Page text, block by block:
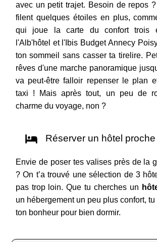
avec un petit trajet. Besoin de repos
filent quelques étoiles en plus,
qui joue la carte du confort trois
l'Alb'hôtel et l'Ibis Budget Annecy
ton sommeil sans casser ta tirelire.
rêves d'une marche panoramique
va peut-être falloir repenser le plan
taxi ! Mais après tout, un peu de
charme du voyage, non ?
Réserver un hôtel
Envie de poser tes valises près de la
? On t’a trouvé une sélection de 3
pas trop loin. Que tu cherches un
un hébergement un peu plus confort,
ton bonheur pour bien dormir.